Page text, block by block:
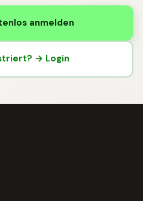
anmelden
→ Login